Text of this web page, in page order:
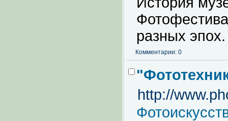
разных эпох.
Комментарии: 0
http://